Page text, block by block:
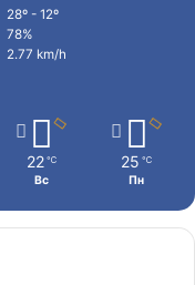
28º - 12º
78%
2.77 km/h
22 ℃
Вс
25 ℃
Пн